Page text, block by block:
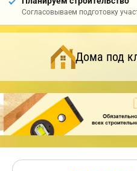
Согласовываем подготовку
Дома под